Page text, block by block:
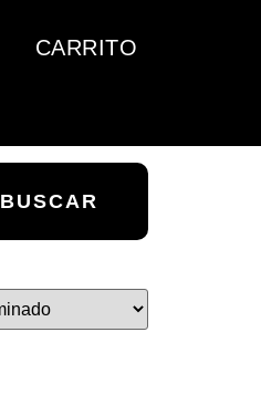
CARRITO
BUSCAR